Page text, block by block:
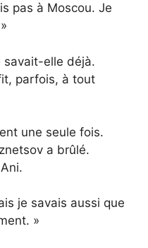
pas à Moscou. Je
elle déjà.
parfois, à tout
une seule fois.
a brûlé.
je savais aussi que
»